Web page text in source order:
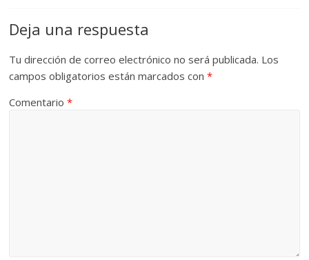
Deja una respuesta
Tu dirección de correo electrónico no será publicada. Los
campos obligatorios están marcados con*
Comentario*